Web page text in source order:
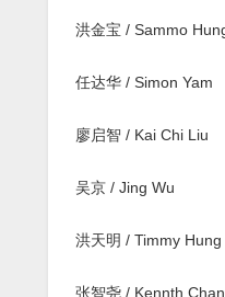
洪金宝 / Sammo
任达华 / Simon Yam
廖启智 / Kai Chi Liu
吴京 / Jing Wu
洪天明 / Timmy
张智尧 / Kennth